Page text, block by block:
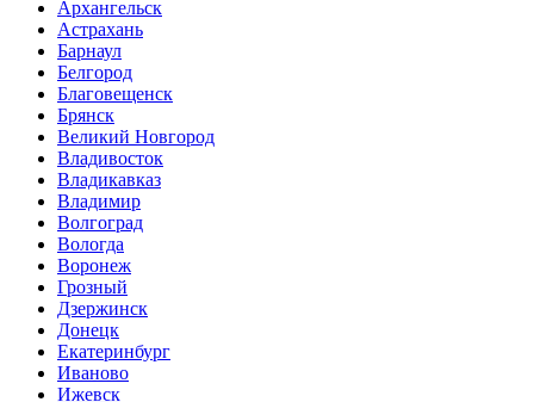
Архангельск
Астрахань
Барнаул
Белгород
Благовещенск
Брянск
Великий Новгород
Владивосток
Владикавказ
Владимир
Волгоград
Вологда
Воронеж
Грозный
Дзержинск
Донецк
Екатеринбург
Иваново
Ижевск